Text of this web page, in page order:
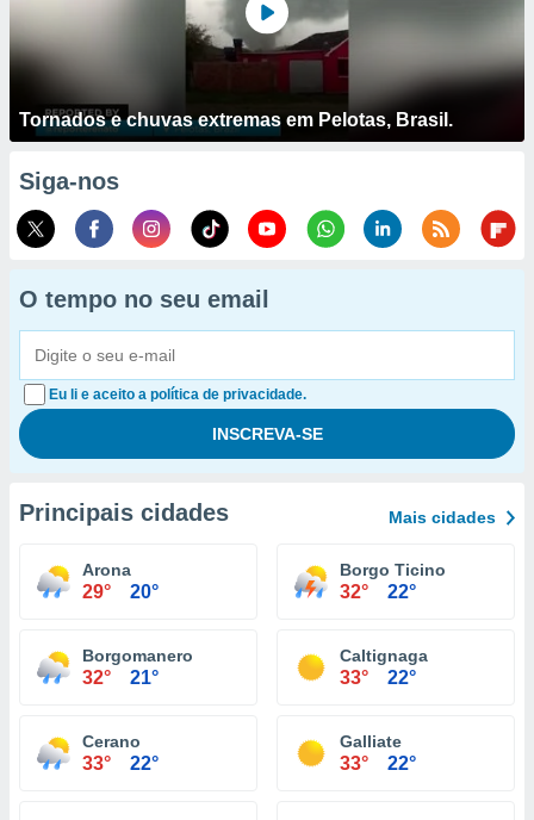
Tornados e chuvas extremas em Pelotas, Brasil.
Siga-nos
O tempo no seu email
Eu li e aceito a política de privacidade.
Principais cidades Mais cidades
Arona
29° 20°
Borgo Ticino
32° 22°
Borgomanero
32° 21°
Caltignaga
33° 22°
Cerano
33° 22°
Galliate
33° 22°